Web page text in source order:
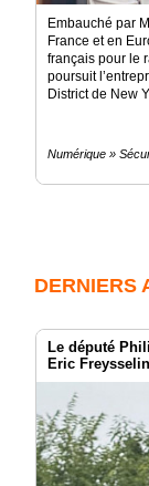
Embauché par
France et en
français pour le
poursuit
District de New
Numérique »
DERNIERS
Le député
Eric